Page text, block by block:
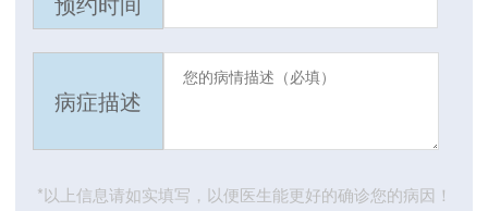
病症描述
*以上信息请如实填写，以便医生能更好的确诊您的病因！